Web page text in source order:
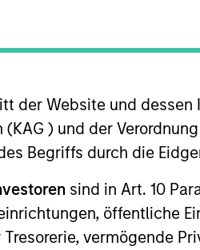
der Website und dessen
(KAG ) und der
Begriffs durch die
sind in Art. 10
öffentliche
vermögende
in 2015, Rapidue
solutions that drive
in India’s waste
and steel, among others.
Site